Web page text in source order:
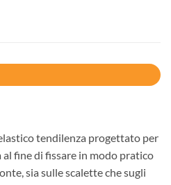
tendilenza progettato per
fine di fissare in modo pratico
sia sulle scalette che sugli